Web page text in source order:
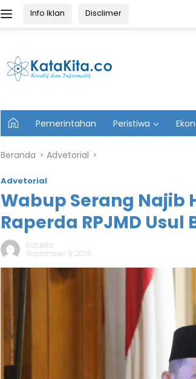
Info Iklan Disclimer
U
t
m
Pemerintahan Peristiwa
Beranda Advetorial
Advetorial
Wabup Serang Najib
Raperda RPJMD Usul
Katakita
September 9, 2025